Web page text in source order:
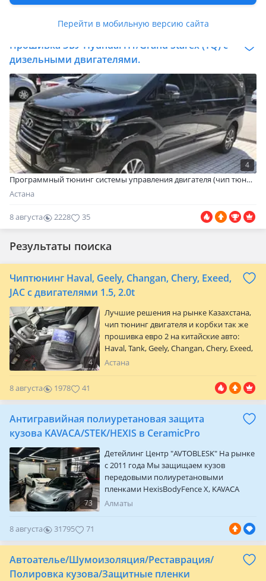
Перейти в мобильную версию сайта
Прошивка ЭБУ Hyundai H1/Grand Starex (TQ) c
дизельными двигателями.
4
Программный тюнинг системы управления двигателя (чип тюнинг) автомобиля Хендай Гранд Старекс. Перепрошивка ЭБУ Hyundai H1/Grand Starex (TQ) c дизельными двигателями всех модификаций рабочего объёма и типов трансмиссии. Снятие ограничения скорости, отключение мочевины Adblue, клапана ЕГР. Прошивка многократно протестирована — не снижает ресурс двигателя и коробки передач. Преимущества нашей тюнинг программы:…
Астана
8 августа 2228 35
Результаты поиска
Чиптюнинг Haval, Geely, Changan, Chery, Exeed,
JAC с двигателями 1.5, 2.0t
4
Лучшие решения на рынке Казахстана,
чип тюнинг двигателя и корбки так же
прошивка евро 2 на китайские авто:
Haval, Tank, Geely, Changan, Chery, Exeed,
JAC с двигателями 1.5, 2.0 (GDI) T и не
реальных автомобилях. Большая часть
возможно прошить коробку, поведение
машины заметно улучшится. Haval
Астана
8 августа 1978 41
Антигравийная полиуретановая защита
кузова KAVACA/STEK/HEXIS в CeramicPro
73
Детейлинг Центр "AVTOBLESK" На рынке
с 2011 года Мы защищаем кузов
передовыми полиуретановыми
пленками HexisBodyFence X, KAVACA
URBAN, а так же STEK, LUMAR и т. Д.
основе вырезанной на плоттере, так и с
подворотов. Гарантия на пленку от 5-и
лет и более! Так же проводим
индивидуальное обучение! Скидки и
Алматы
8 августа 31795 71
Автоателье/Шумоизоляция/Реставрация/
Полировка кузова/Защитные пленки